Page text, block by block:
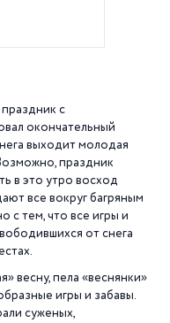
с
окончательный
выходит молодая
праздник
в это утро восход
все вокруг багряным
с тем, что все игры и
от снега
весну, пела «веснянки»
игры и забавы.
суженых,